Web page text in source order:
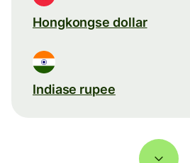
Hongkongse dollar
Indiase rupee